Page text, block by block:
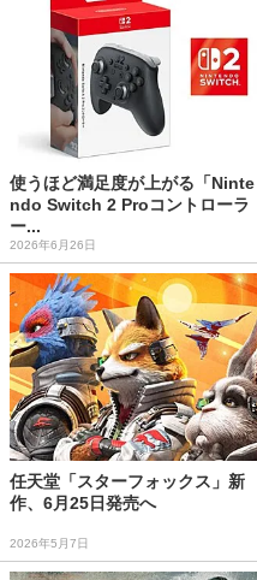
使うほど満足度が上がる「Ninte
ndo Switch 2 Proコントローラ
ー...
2026年6月26日
任天堂「スターフォックス」新
作、6月25日発売へ
2026年5月7日